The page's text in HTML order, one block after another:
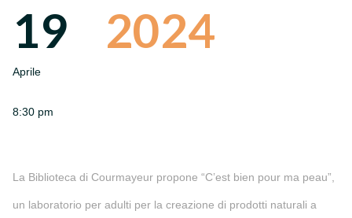
19
Aprile
2024
8:30 pm
La Biblioteca di Courmayeur propone “C’est bien pour ma peau”,
un laboratorio per adulti per la creazione di prodotti naturali a